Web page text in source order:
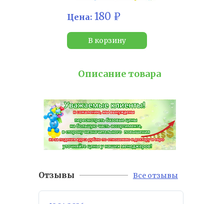
Отзывы Все отзывы
Цена: 180 ₽
В корзину
Описание товара